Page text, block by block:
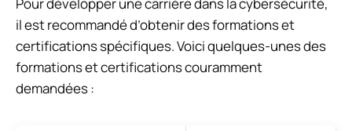
Pour développer une carrière dans la cybersécurité,
il est recommandé d’obtenir des formations et
certifications spécifiques. Voici quelques-unes des
formations et certifications couramment
demandées :